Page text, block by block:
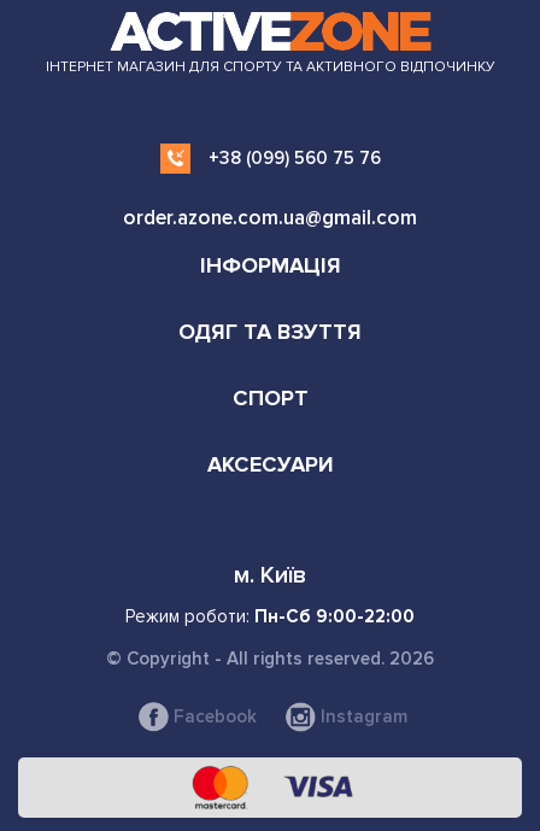
ІНТЕРНЕТ МАГАЗИН ДЛЯ СПОРТУ ТА АКТИВНОГО ВІДПОЧИНКУ
+38 (099) 560 75 76
order.azone.com.ua@gmail.com
ІНФОРМАЦІЯ
ОДЯГ ТА ВЗУТТЯ
СПОРТ
АКСЕСУАРИ
м. Київ
Режим роботи: Пн-Сб 9:00-22:00
© Copyright - All rights reserved. 2026
Facebook Instagram